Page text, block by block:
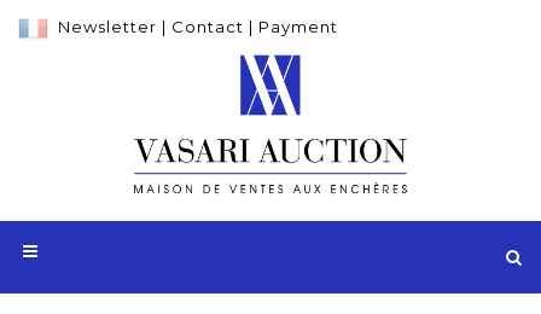
Newsletter | Contact | Payment